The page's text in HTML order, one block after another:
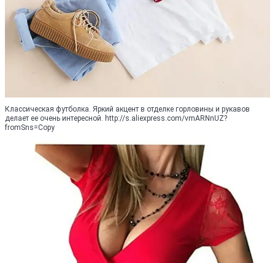
Классическая футболка. Яркий акцент в отделке горловины и рукавов
делает ее очень интересной. http://s.aliexpress.com/vmARNnUZ?
fromSns=Copy